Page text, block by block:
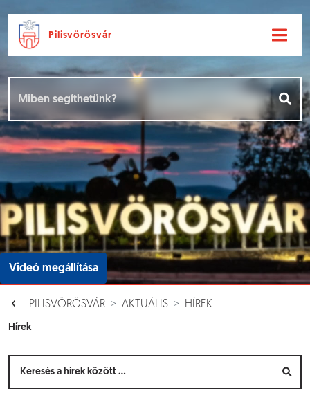
Ugrás a fő tartalomhoz
Pilisvörösvár
Videó megállítása
PILISVÖRÖSVÁR AKTUÁLIS HÍREK
Hírek
Hírek [
Események []
Dokumentumok [
Aloldalak []